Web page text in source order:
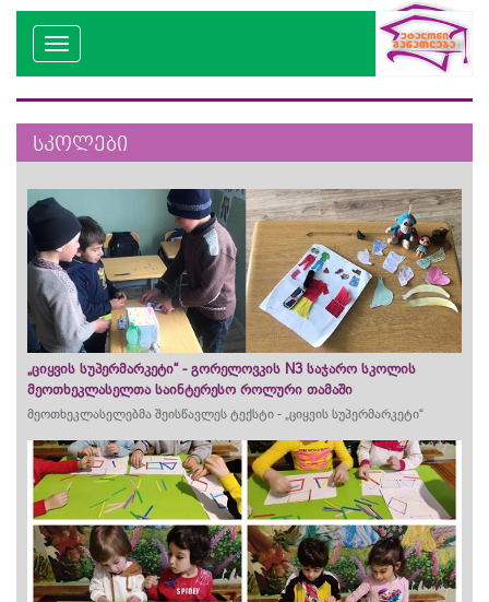
სკოლები
„ციყვის სუპერმარკეტი“​ - გორელოვკის N3 საჯარო სკოლის
მეოთხეკლასელთა საინტერესო როლური თამაში
მეოთხეკლასელებმა შეისწავლეს ტექსტი - „ციყვის სუპერმარკეტი“